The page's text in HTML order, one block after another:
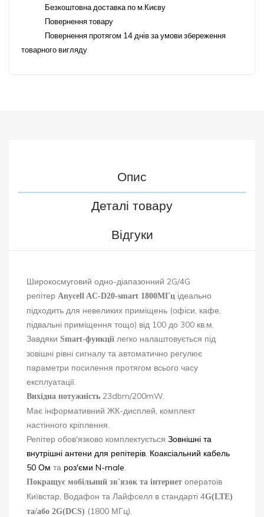
Безкоштовна доставка по м.Києву
Повернення товару
Повернення протягом 14 днів за умови збереження
товарного вигляду
Опис
Деталі товару
Відгуки
Широкосмуговий одно-діапазонний 2G/4G
репітер Anycell AC-D20-smart 1800МГц ідеально
підходить для невеликих приміщень (офіси, кафе,
підвальні приміщення тощо) від 100 до 300 кв.м.
Завдяки Smart-функції легко налаштовується під
зовішні рівні сигналу та автоматично регулює
параметри посилення протягом всього часу
експлуатації.
Вихідна потужність 23dbm/200mW.
Має інформативний ЖК-дисплей, комплект
настінного кріплення.
Репітер обов'язково комплектується Зовнішні та
внутрішні антени для репітерів, Коаксіальний кабель
50 Ом та роз'єми N-male.
Покращує мобільний зв'язок та інтернет оператоів
Київстар, Водафон та Лайфселл в стандарті 4G(LTE)
та/або 2G(DCS) (1800 МГц).